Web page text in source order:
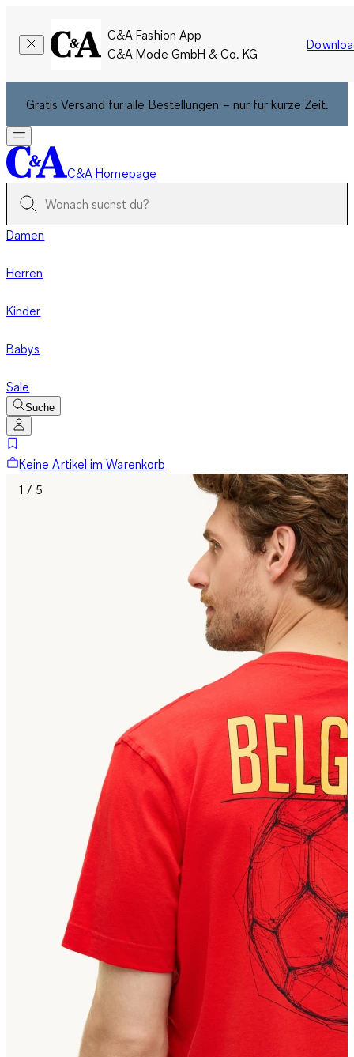
C&A Fashion App
C&A Mode GmbH & Co. KG
Gratis Versand für alle Bestellungen – nur für kurze Zeit.
C&A Homepage
Damen
Herren
Kinder
Babys
Sale
Suche
Keine Artikel im Warenkorb
1 / 5